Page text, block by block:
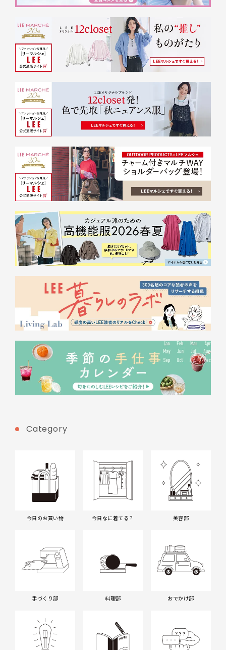
Category
今日のお買い物 今日なに着てる？ 美容部
手づくり部 料理部 おでかけ部